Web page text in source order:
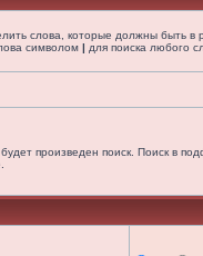
слова, которые должны быть в
символом | для поиска любого
произведен поиск. Поиск в